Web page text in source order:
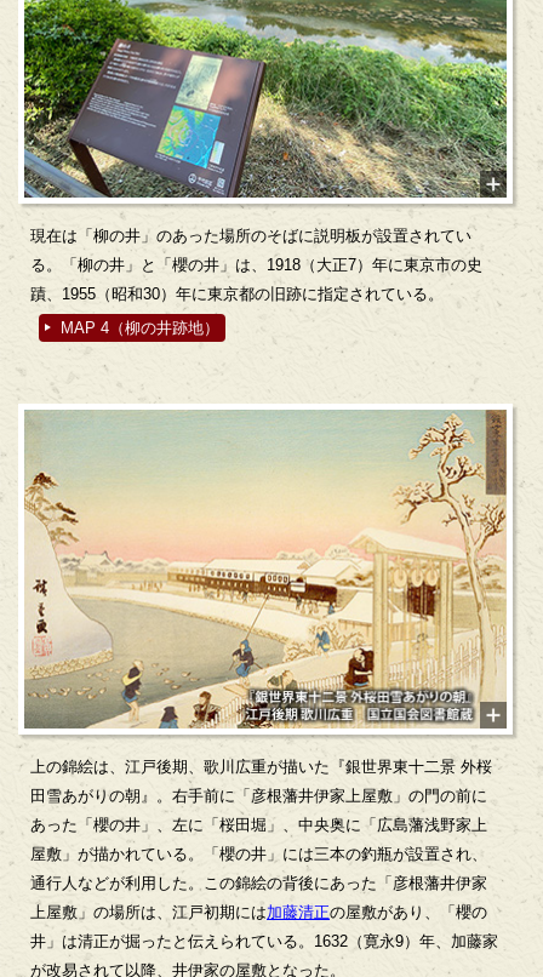
現在は「柳の井」のあった場所のそばに説明板が設置されてい
る。「柳の井」と「櫻の井」は、1918（大正7）年に東京市の史
蹟、1955（昭和30）年に東京都の旧跡に指定されている。
MAP 4（柳の井跡地）
上の錦絵は、江戸後期、歌川広重が描いた『銀世界東十二景 外桜
田雪あがりの朝』。右手前に「彦根藩井伊家上屋敷」の門の前に
あった「櫻の井」、左に「桜田堀」、中央奥に「広島藩浅野家上
屋敷」が描かれている。「櫻の井」には三本の釣瓶が設置され、
通行人などが利用した。この錦絵の背後にあった「彦根藩井伊家
上屋敷」の場所は、江戸初期には加藤清正の屋敷があり、「櫻の
井」は清正が掘ったと伝えられている。1632（寛永9）年、加藤家
が改易されて以降、井伊家の屋敷となった。